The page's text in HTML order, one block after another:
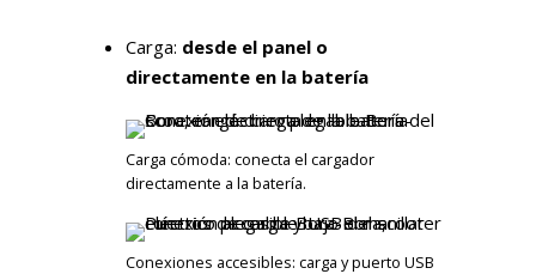
Carga: desde el panel o
directamente en la batería
Carga cómoda: conecta el cargador
directamente a la batería.
Conexiones accesibles: carga y puerto USB